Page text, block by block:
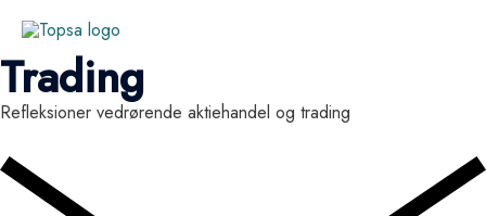
Trading
Refleksioner vedrørende aktiehandel og trading